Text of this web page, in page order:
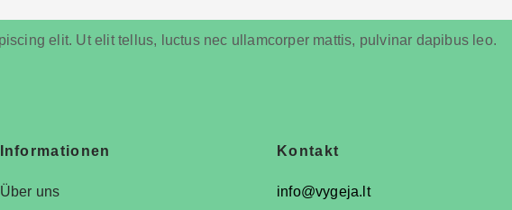
elit. Ut elit tellus, luctus nec ullamcorper mattis, pulvinar dapibus leo.
Informationen
Über uns
Kontakt
info@vygeja.lt